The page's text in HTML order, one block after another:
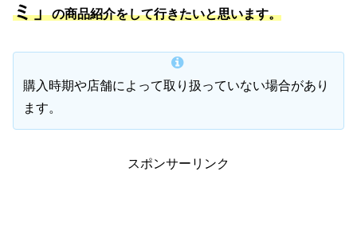
ミ」の商品紹介をして行きたいと思います。
購入時期や店舗によって取り扱っていない場合があり
ます。
スポンサーリンク